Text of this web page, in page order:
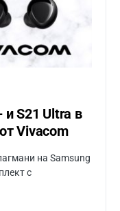
и S21 Ultra в
Vivacom
на Samsung
с